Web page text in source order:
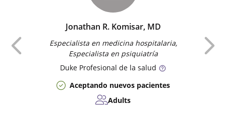
Jonathan R. Komisar, MD
Especialista en medicina hospitalaria,
Especialista en psiquiatría
Duke Profesional de la salud
Aceptando nuevos pacientes
Adults
Anterior